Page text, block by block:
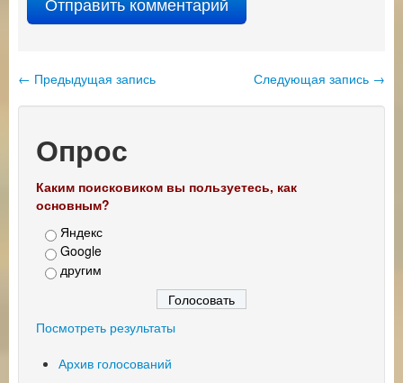
Навигация по записям
Следующая запись →
← Предыдущая запись
Опрос
Каким поисковиком вы пользуетесь, как
основным?
Яндекс
Google
другим
Посмотреть результаты
Архив голосований